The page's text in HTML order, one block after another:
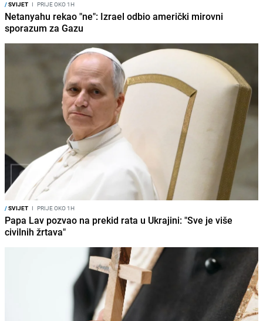
/SVIJET I PRIJE OKO 1H
Netanyahu rekao "ne": Izrael odbio američki mirovni
sporazum za Gazu
/SVIJET I PRIJE OKO 1H
Papa Lav pozvao na prekid rata u Ukrajini: "Sve je više
civilnih žrtava"